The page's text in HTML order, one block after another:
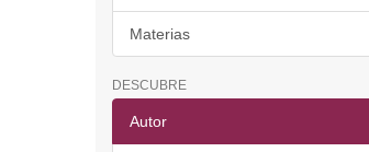
Materias
DESCUBRE
Autor